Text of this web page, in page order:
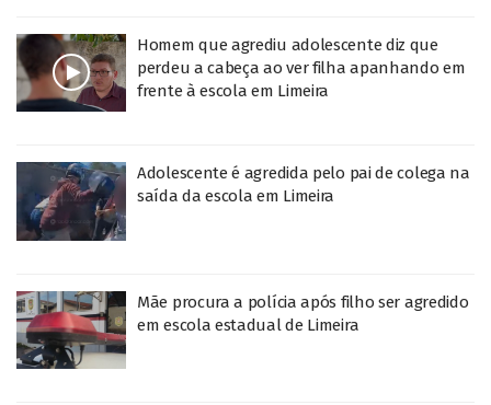
Homem que agrediu adolescente diz que
perdeu a cabeça ao ver filha apanhando em
frente à escola em Limeira
Adolescente é agredida pelo pai de colega na
saída da escola em Limeira
Mãe procura a polícia após filho ser agredido
em escola estadual de Limeira